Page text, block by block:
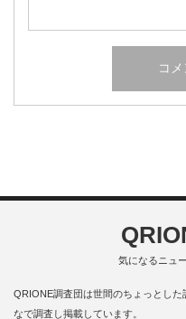
気になるニュ
QRIONE調査団は世間のちょっとし
なで調査し掲載しています。